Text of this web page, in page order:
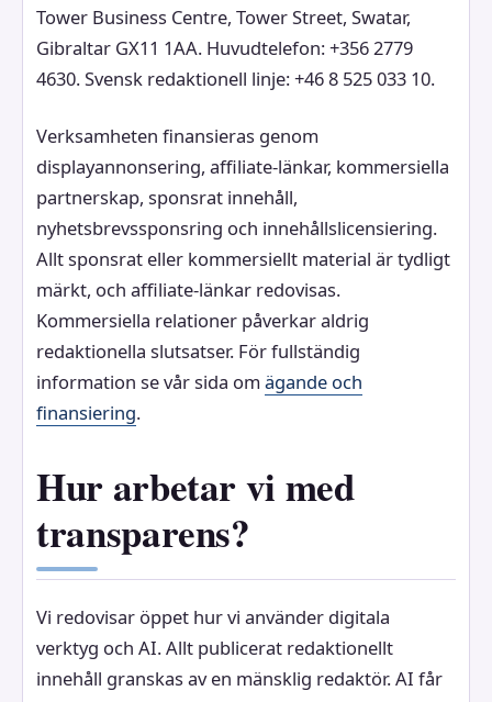
Tower Business Centre, Tower Street, Swatar,
Gibraltar GX11 1AA. Huvudtelefon: +356 2779
4630. Svensk redaktionell linje: +46 8 525 033 10.
Verksamheten finansieras genom
displayannonsering, affiliate-länkar, kommersiella
partnerskap, sponsrat innehåll,
nyhetsbrevssponsring och innehållslicensiering.
Allt sponsrat eller kommersiellt material är tydligt
märkt, och affiliate-länkar redovisas.
Kommersiella relationer påverkar aldrig
redaktionella slutsatser. För fullständig
information se vår sida om ägande och
finansiering.
Hur arbetar vi med
transparens?
Vi redovisar öppet hur vi använder digitala
verktyg och AI. Allt publicerat redaktionellt
innehåll granskas av en mänsklig redaktör. AI får